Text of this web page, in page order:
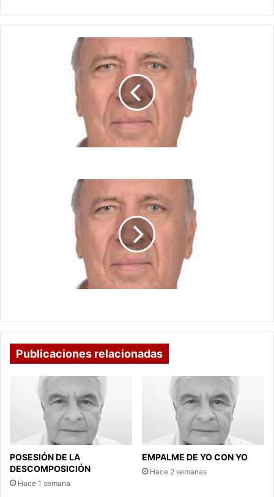
Publicaciones relacionadas
POSESIÓN DE LA
DESCOMPOSICIÓN
Hace 1 semana
EMPALME DE YO CON YO
Hace 2 semanas